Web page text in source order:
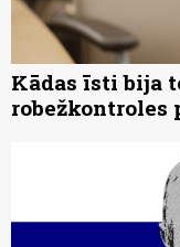
Kādas īsti bija
robežkontroles